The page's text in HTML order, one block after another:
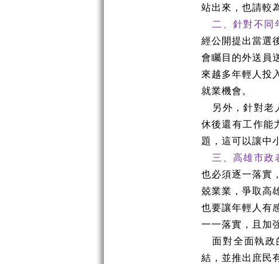
站出來，也請較
二、針對不同
經公開提出當選
會矚目的外送員
來越多年輕人投
就業機會。
另外，針對老
休後還有工作能
題，這可以讓中
三、高雄市政
也必須逐一落實
兢業業，爭取高
也要讓年輕人有
一一落實，且加
面對全面執
結，並推出庶民